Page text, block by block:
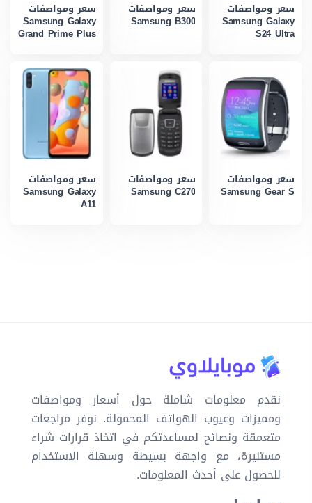
سعر ومواصفات
Samsung Galaxy
S24 Ultra
سعر ومواصفات
Samsung B300
سعر ومواصفات
Samsung Galaxy
Grand Prime Plus
سعر ومواصفات
Samsung Gear S
سعر ومواصفات
Samsung C270
سعر ومواصفات
Samsung Galaxy
A11
نقدم معلومات شاملة حول أسعار ومواصفات
ومميزات وعيوب الهواتف المحمولة. نوفر مراجعات
متعمقة ونصائح لمساعدتكم في اتخاذ قرارات شراء
مستنيرة، مع واجهة بسيطة وسهلة الاستخدام
للحصول على أحدث المعلومات.